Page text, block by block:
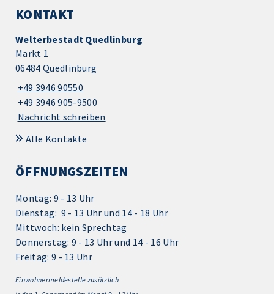
KONTAKT
Welterbestadt Quedlinburg
Markt 1
06484 Quedlinburg
+49 3946 90550
+49 3946 905-9500
Nachricht schreiben
Alle Kontakte
ÖFFNUNGSZEITEN
Montag: 9 - 13 Uhr
Dienstag: 9 - 13 Uhr und 14 - 18 Uhr
Mittwoch: kein Sprechtag
Donnerstag: 9 - 13 Uhr und 14 - 16 Uhr
Freitag: 9 - 13 Uhr
Einwohnermeldestelle zusätzlich